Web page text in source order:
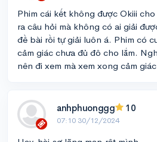
Phim cái kết không được Okiii
ra câu hỏi mà không có ai giải
đề bài rồi tự giải luôn á. Phim có
cảm giác chưa đủ đô cho lắm.
nên đi xem mà xem xong cảm
anhphuonggg 10
07:10 30/12/2024